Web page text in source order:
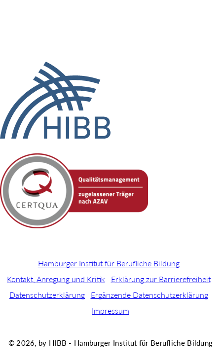
Hamburger Institut für Berufliche Bildung
Kontakt, Anregung und Kritik
Erklärung zur Barrierefreiheit
Datenschutzerklärung
Ergänzende Datenschutzerklärung
Impressum
© 2026, by HIBB - Hamburger Institut für Berufliche Bildung